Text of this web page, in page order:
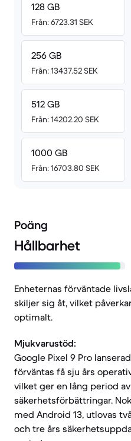
128 GB
Från: 6723.31 SEK
256 GB
Från: 13437.52 SEK
512 GB
Från: 14202.20 SEK
1000 GB
Från: 16703.80 SEK
Poäng
Hållbarhet
Enheternas förväntade
skiljer sig åt, vilket
optimalt.
Mjukvarustöd:
Google Pixel 9 Pro
förväntas få sju års
vilket ger en lång period
säkerhetsförbättringar.
med Android 13, utlovas
och tre års